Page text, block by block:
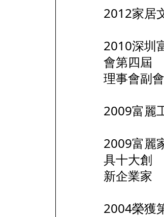
2012家居
2010深圳
會第四屆
理事會副
2009富麗
2009富麗
具十大創
新企業家
2004榮獲